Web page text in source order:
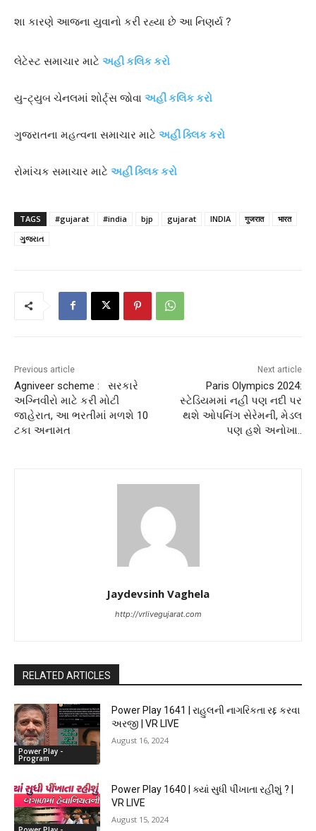
શા કારણે આજના યુવાનો કરી રહ્યા છે આ નિણર્ય ?
લેટેસ્ટ સમાચાર માટે અહી કલિક કરો
યુ-ટ્યુબ ચેનલમાં શોર્ટ્સ જોવા અહીં કલિક કરો
ગુજરાતના મહત્વના સમાચાર માટે અહીં ક્લિક કરો
રોમાંચક સમાચાર માટે અહીં ક્લિક કરો
TAGS #gujarat #india bjp gujarat INDIA गुजरात
भारत
ગુજરાત
Previous article
Agniveer scheme : સરકારે
અગ્નિવીરો માટે કરી મોટી
જાહેરાત, આ ભરતીમાં મળશે 10
ટકા અનામત
Next article
Paris Olympics 2024:
સ્ટેડિયમમાં નહીં પણ નદી પર
થશે ઓપનિંગ સેરેમની, મેડલ
પણ હશે અનોખા..
Jaydevsinh Vaghela
http://vrlivegujarat.com
RELATED ARTICLES
Power Play -
Program
Power Play 1641 | રાહુલની નાગરિકતા રદ્દ કરવા
અરજી | VR LIVE
August 16, 2024
Power Play 1640 | ક્યાં સુધી પીંખાતા રહીશું ? |
VR LIVE
August 15, 2024